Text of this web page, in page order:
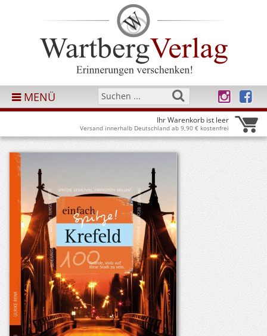
MENÜ
Ihr Warenkorb ist leer
Versand innerhalb Deutschland ab 9,90 € kostenfrei